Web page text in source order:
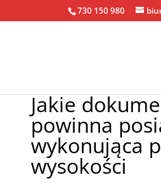
730 150 980
Jakie
powinna
wykonująca
wysokości